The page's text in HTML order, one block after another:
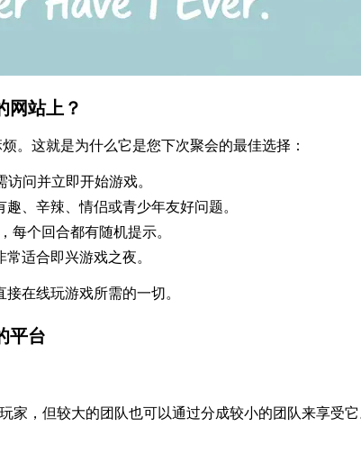
网站上？
。这就是为什么它是您下次聚会的最佳选择：
问并立即开始游戏。
、辛辣、情侣或青少年友好问题。
个回合都有随机提示。
适合即兴游戏之夜。
在线玩游戏所需的一切。
平台
，但较大的团队也可以通过分成较小的团队来享受它